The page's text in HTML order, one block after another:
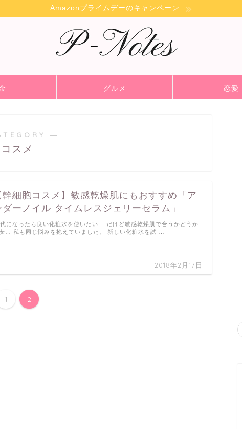
Amazonプライムデーのキャンペーン
グルメ 恋愛
―
コスメ
幹細胞コスメ】敏感乾燥肌にもおすすめ「ア
ダーノイル タイムレスジェリーセラム」
2018年2月17日
になったら良い化粧水を使いたい… だけど敏感乾燥肌で合うかどうか
… 私も同じ悩みを抱えていました。 新しい化粧水を試 …
1 2